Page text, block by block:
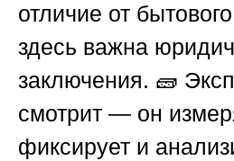
отличие от
здесь важна
заключения. 🧱
смотрит — он
фиксирует и